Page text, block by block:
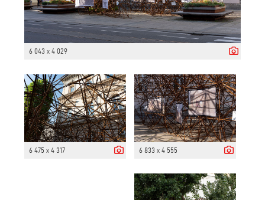
6 043 x 4 029
6 475 x 4 317 6 833 x 4 555